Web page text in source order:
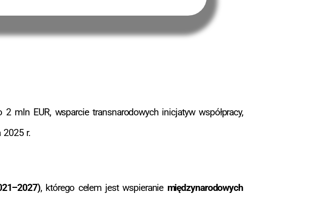
EUR, wsparcie transnarodowych inicjatyw współpracy,
2025 r.
, którego celem jest wspieranie międzynarodowych